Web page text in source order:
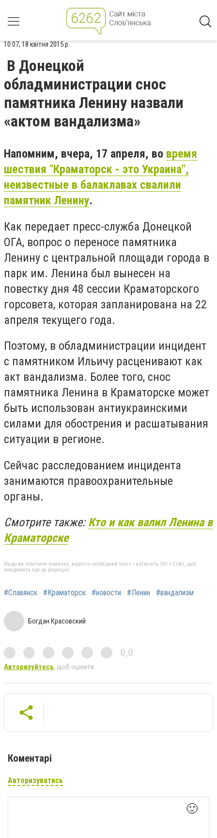
10:07, 18 квітня 2015 р.
В Донецкой
обладминистрации снос
памятника Ленину назвали
«актом вандализма»
Напомним, вчера, 17 апреля, во время
шествия "Краматорск - это Украина",
неизвестные в балаклавах свалили
памятник Ленину.
Как передает пресс-служба Донецкой
ОГА, вопрос о переносе памятника
Ленину с центральной площади города в
парк им. Ленина был вынесен на
повестку дня 48 сессии Краматорского
горсовета, которая запланирована на 22
апреля текущего года.
Поэтому, в обладминистрации инцидент
с памятником Ильичу расценивают как
акт вандализма. Более того, снос
памятника Ленина в Краматорске может
быть использован антиукраинскими
силами для обострения и расшатывания
ситуации в регионе.
Сейчас расследованием инцидента
занимаются правоохранительные
органы.
Смотрите также:Кто и как валил Ленина в
Краматорске
Якщо ви помітили помилку, виділіть необхідний текст і натисніть Ctrl + Enter, щоб
повідомити про це редакцію
#Славянск #Краматорск #новости #Ленин #вандализм
Богдан Красовский
0,0
Авторизуйтесь, щоб оцінити
Коментарі
Авторизуватись
🙂